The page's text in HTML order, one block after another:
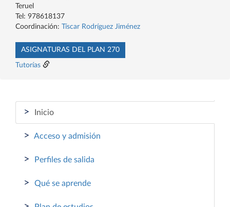
Teruel
Tel: 978618137
Coordinación:
Tíscar Rodríguez Jiménez
ASIGNATURAS DEL PLAN 270
Tutorías
> Inicio
> Acceso y admisión
> Perfiles de salida
> Qué se aprende